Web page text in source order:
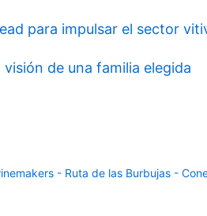
para impulsar el sector
de una familia elegida
- Ruta de las Burbujas -